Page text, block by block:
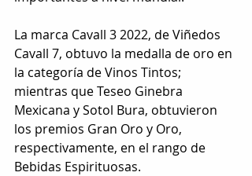
La marca Cavall 3 2022, de Viñedos
Cavall 7, obtuvo la medalla de oro en
la categoría de Vinos Tintos;
mientras que Teseo Ginebra
Mexicana y Sotol Bura, obtuvieron
los premios Gran Oro y Oro,
respectivamente, en el rango de
Bebidas Espirituosas.